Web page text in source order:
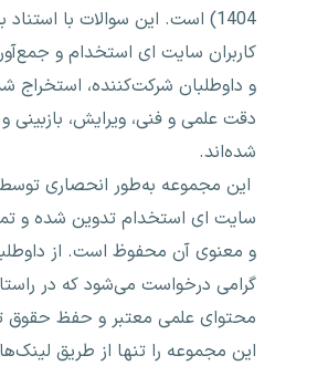
1404) است. این سوالات با
کاربران سایت ای استخدام و
و داوطلبان شرکت‌کننده، استخراج
دقت علمی و فنی، ویرایش، بازبینی
شده‌اند.
این مجموعه به‌طور انحصاری
سایت ای استخدام تدوین شده و
و معنوی آن محفوظ است. از
گرامی درخواست می‌شود که در
محتوای علمی معتبر و حفظ حقوق
این مجموعه را تنها از طریق